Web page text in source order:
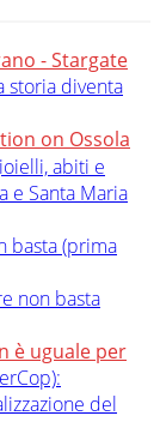
- Stargate
storia diventa
on Ossola
abiti e
e Santa Maria
basta (prima
non basta
è uguale per
del